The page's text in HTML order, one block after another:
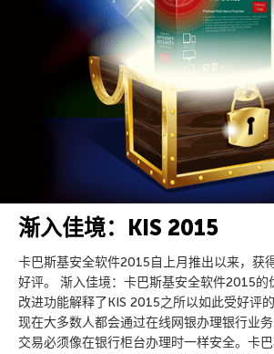
渐入佳境：KIS 2015
卡巴斯基安全软件2015自上月推出以来，获
好评。 渐入佳境：卡巴斯基安全软件2015的
改进功能解释了KIS 2015之所以如此受好评的
现在大多数人都会通过在线网银办理银行业
交易必须像在银行柜台办理时一样安全。卡